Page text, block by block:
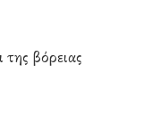
βόρειας